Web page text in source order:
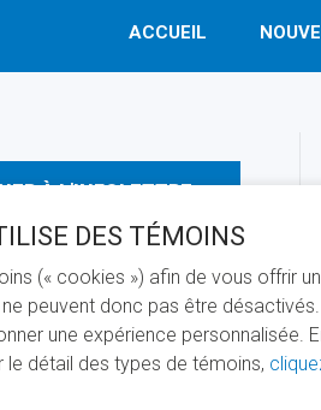
ACCUEIL
À L'INFOLETTRE
PROPULSÉ PAR
DES TÉMOINS
(« cookies ») afin de vous offrir
peuvent donc pas être
une expérience personnalisée.
le détail des types de témoins,